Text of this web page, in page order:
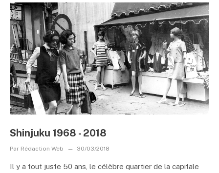
Shinjuku 1968 - 2018
Par Rédaction Web 30/03/2018
Il y a tout juste 50 ans, le célèbre quartier de la capitale